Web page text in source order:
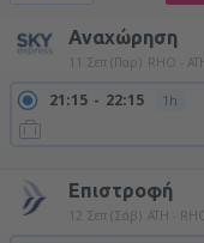
Αναχώρηση
11 Σεπ (Παρ) RHO -
21:15 22:15 1h
Επιστροφή
12 Σεπ (Σάβ) ATH -